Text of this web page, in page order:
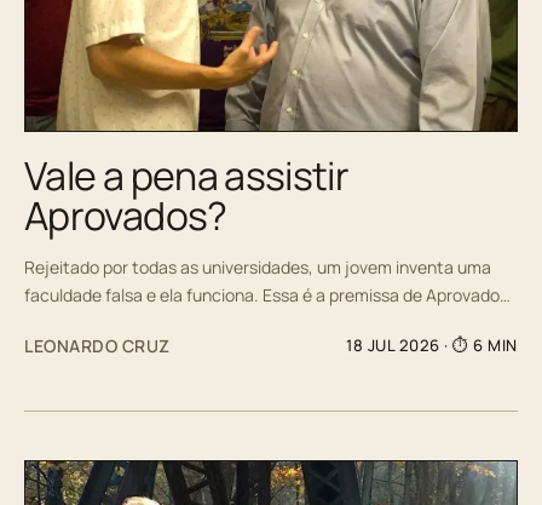
Vale a pena assistir
Aprovados?
Rejeitado por todas as universidades, um jovem inventa uma
faculdade falsa e ela funciona. Essa é a premissa de Aprovado…
LEONARDO CRUZ 18 JUL 2026 · ⏱ 6 MIN